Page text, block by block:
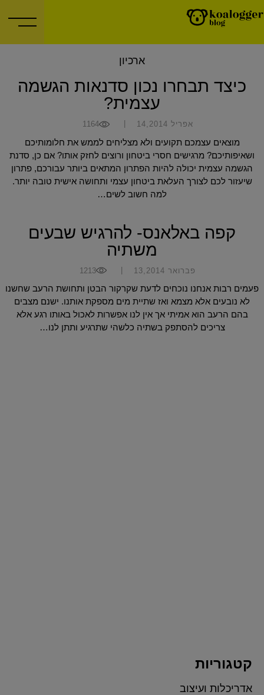
ארכיון
כיצד תבחרו נכון סדנאות הגשמה
עצמית?
אפריל 14,2014 1164
מוצאים עצמכם תקועים ולא מצליחים לממש את חלומותיכם
ושאיפותיכם? מרגישים חסרי ביטחון ורוצים לחזק אותו? אם כן, סדנת
הגשמה עצמית יכולה להיות הפתרון המתאים ביותר עבורכם, פתרון
שיעזור לכם לצורך העלאת ביטחון עצמי ותחושה אישית טובה יותר.
למה חשוב לשים…
קפה באלאנס- להרגיש שבעים
משתיה
פברואר 13,2014 |
1213
פעמים רבות אנחנו נוכחים לדעת שקרקור הבטן ותחושת הרעב שחשנו
לא נובעים אלא מצמא ואז שתיית מים מספקת אותנו. ישנם מצבים
בהם הרעב הוא אמיתי אך אין לנו אפשרות לאכול באותו רגע אלא
צריכים להסתפק בשתיה כלשהי שתרגיע ותתן לנו…
קטגוריות
אדריכלות ועיצוב